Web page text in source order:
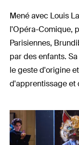
Mené avec Louis
l'Opéra-Comique,
Parisiennes,
par des enfants.
le geste d'origine
d'apprentissage et